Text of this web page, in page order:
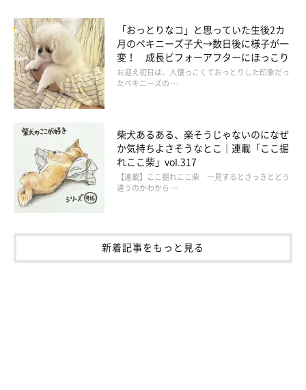
なんと、他のご投稿者さまでも「肉球からポップコーンの香りが
する」という方がいました！
「散歩で足を洗ってもお風呂に入れてもすぐにこの匂いがしてき
ます。でも何故か癖になって嗅いでしまうのです。」（投稿者
「おっとりなコ」と思っていた生後2カ
月のペキニーズ子犬→数日後に様子が一
変！ 成長ビフォーアフターにほっこり
お迎え初日は、人懐っこくておっとりした印象だっ
たペキニーズの …
柴犬あるある、楽そうじゃないのになぜ
か気持ちよさそうなとこ｜連載「ここ掘
れここ柴」vol.317
【連載】ここ掘れここ柴 一見するとさっきとどう
違うのかわから …
新着記事をもっと見る